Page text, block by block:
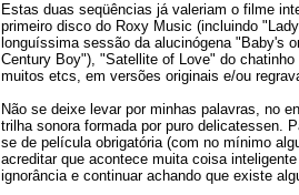
Estas duas seqüências já valeriam o filme
primeiro disco do Roxy Music (incluindo
longuíssima sessão da alucinógena "Baby's
Century Boy"), "Satellite of Love" do
muitos etcs, em versões originais e/ou
Não se deixe levar por minhas palavras, no
trilha sonora formada por puro delicatessen.
se de película obrigatória (com no mínimo
acreditar que acontece muita coisa
ignorância e continuar achando que existe